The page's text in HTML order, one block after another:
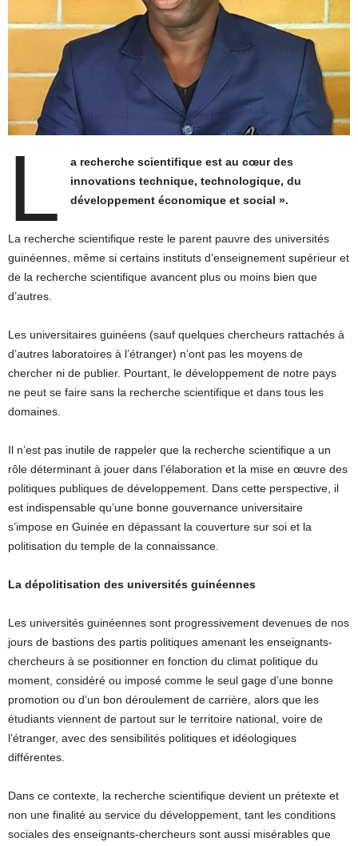
L
a recherche scientifique est au cœur des
innovations technique, technologique, du
développement économique et social ».
La recherche scientifique reste le parent pauvre des universités
guinéennes, même si certains instituts d’enseignement supérieur et
de la recherche scientifique avancent plus ou moins bien que
d’autres.
Les universitaires guinéens (sauf quelques chercheurs rattachés à
d’autres laboratoires à l’étranger) n’ont pas les moyens de
chercher ni de publier. Pourtant, le développement de notre pays
ne peut se faire sans la recherche scientifique et dans tous les
domaines.
Il n’est pas inutile de rappeler que la recherche scientifique a un
rôle déterminant à jouer dans l’élaboration et la mise en œuvre des
politiques publiques de développement. Dans cette perspective, il
est indispensable qu’une bonne gouvernance universitaire
s’impose en Guinée en dépassant la couverture sur soi et la
politisation du temple de la connaissance.
La dépolitisation des universités guinéennes
Les universités guinéennes sont progressivement devenues de nos
jours de bastions des partis politiques amenant les enseignants-
chercheurs à se positionner en fonction du climat politique du
moment, considéré ou imposé comme le seul gage d’une bonne
promotion ou d’un bon déroulement de carrière, alors que les
étudiants viennent de partout sur le territoire national, voire de
l’étranger, avec des sensibilités politiques et idéologiques
différentes.
Dans ce contexte, la recherche scientifique devient un prétexte et
non une finalité au service du développement, tant les conditions
sociales des enseignants-chercheurs sont aussi misérables que